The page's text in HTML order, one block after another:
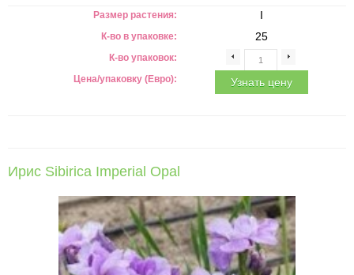
Размер растения:
К-во в упаковке:
К-во упаковок:
Цена/упаковку (Евро):
I
25
Узнать цену
Ирис Sibirica Imperial Opal